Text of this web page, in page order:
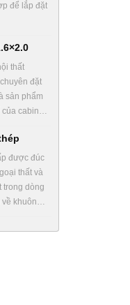
để lắp đặt
thất
đặt
sản phẩm
của cabin…
được đúc
thất và
trong dòng
về khuôn…